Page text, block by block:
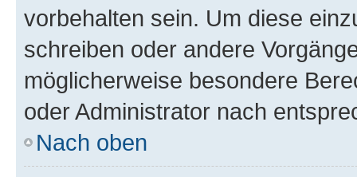
vorbehalten sein. Um diese
schreiben oder andere
möglicherweise besondere
oder Administrator nach
Nach oben